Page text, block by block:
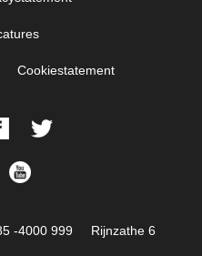
Cookiestatement
-4000 999 Rijnzathe 6